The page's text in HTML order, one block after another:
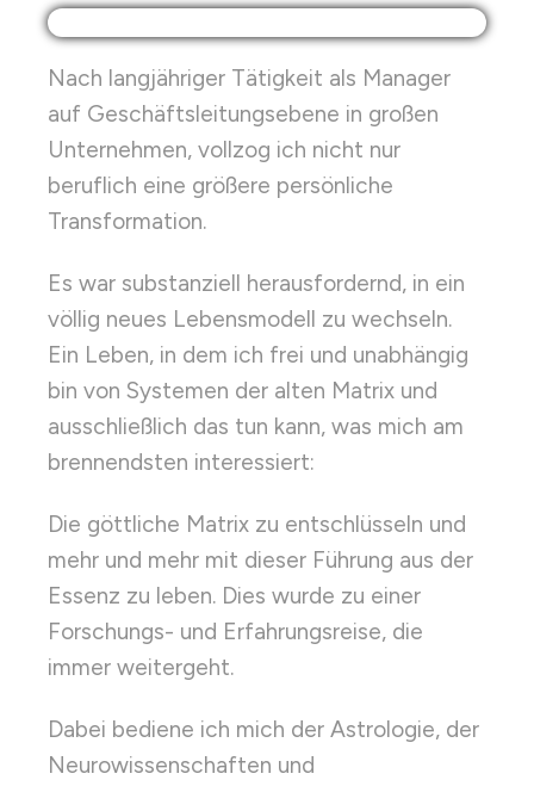
Nach langjähriger Tätigkeit als Manager
auf Geschäftsleitungsebene in großen
Unternehmen, vollzog ich nicht nur
beruflich eine größere persönliche
Transformation.
Es war substanziell herausfordernd, in ein
völlig neues Lebensmodell zu wechseln.
Ein Leben, in dem ich frei und unabhängig
bin von Systemen der alten Matrix und
ausschließlich das tun kann, was mich am
brennendsten interessiert:
Die göttliche Matrix zu entschlüsseln und
mehr und mehr mit dieser Führung aus der
Essenz zu leben. Dies wurde zu einer
Forschungs- und Erfahrungsreise, die
immer weitergeht.
Dabei bediene ich mich der Astrologie, der
Neurowissenschaften und